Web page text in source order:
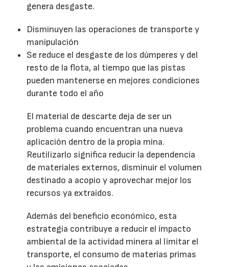
genera desgaste.
Disminuyen las operaciones de transporte y
manipulación
Se reduce el desgaste de los dúmperes y del
resto de la flota, al tiempo que las pistas
pueden mantenerse en mejores condiciones
durante todo el año
El material de descarte deja de ser un
problema cuando encuentran una nueva
aplicación dentro de la propia mina.
Reutilizarlo significa reducir la dependencia
de materiales externos, disminuir el volumen
destinado a acopio y aprovechar mejor los
recursos ya extraídos.
Además del beneficio económico, esta
estrategia contribuye a reducir el impacto
ambiental de la actividad minera al limitar el
transporte, el consumo de materias primas